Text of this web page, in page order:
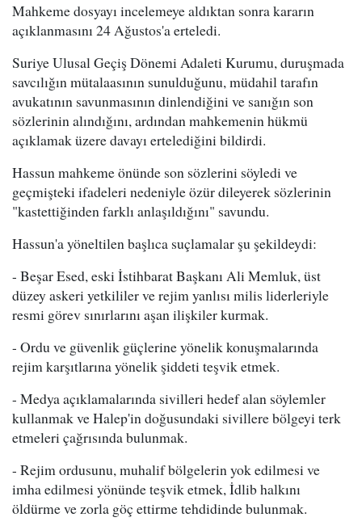
Mahkeme dosyayı incelemeye aldıktan sonra kararın
açıklanmasını 24 Ağustos'a erteledi.
Suriye Ulusal Geçiş Dönemi Adaleti Kurumu, duruşmada
savcılığın mütalaasının sunulduğunu, müdahil tarafın
avukatının savunmasının dinlendiğini ve sanığın son
sözlerinin alındığını, ardından mahkemenin hükmü
açıklamak üzere davayı ertelediğini bildirdi.
Hassun mahkeme önünde son sözlerini söyledi ve
geçmişteki ifadeleri nedeniyle özür dileyerek sözlerinin
"kastettiğinden farklı anlaşıldığını" savundu.
Hassun'a yöneltilen başlıca suçlamalar şu şekildeydi:
- Beşar Esed, eski İstihbarat Başkanı Ali Memluk, üst
düzey askeri yetkililer ve rejim yanlısı milis liderleriyle
resmi görev sınırlarını aşan ilişkiler kurmak.
- Ordu ve güvenlik güçlerine yönelik konuşmalarında
rejim karşıtlarına yönelik şiddeti teşvik etmek.
- Medya açıklamalarında sivilleri hedef alan söylemler
kullanmak ve Halep'in doğusundaki sivillere bölgeyi terk
etmeleri çağrısında bulunmak.
- Rejim ordusunu, muhalif bölgelerin yok edilmesi ve
imha edilmesi yönünde teşvik etmek, İdlib halkını
öldürme ve zorla göç ettirme tehdidinde bulunmak.